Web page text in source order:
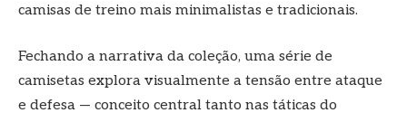
camisas de treino mais minimalistas e tradicionais.
Fechando a narrativa da coleção, uma série de
camisetas explora visualmente a tensão entre ataque
e defesa — conceito central tanto nas táticas do